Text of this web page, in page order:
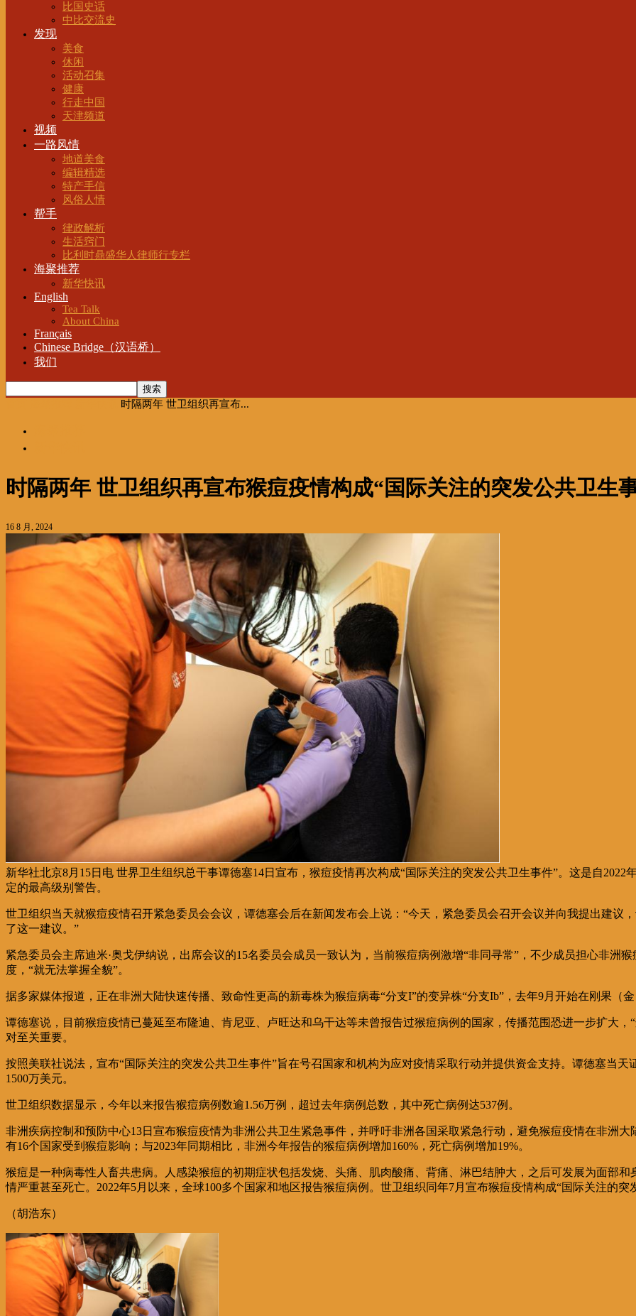
比国史话
中比交流史
发现
美食
休闲
活动召集
健康
行走中国
天津频道
视频
一路风情
地道美食
编辑精选
特产手信
风俗人情
帮手
律政解析
生活窍门
比利时鼎盛华人律师行专栏
海聚推荐
新华快讯
English
Tea Talk
About China
Français
Chinese Bridge（汉语桥）
我们
时隔两年 世卫组织再宣布...
时隔两年 世卫组织再宣布猴痘疫情构成“国际关注的突发公共卫生
16 8 月, 2024
新华社北京8月15日电 世界卫生组织总干事谭德塞14日宣布，猴痘疫情再次构成“国际关注的突发公共卫生事件”。这是自
定的最高级别警告。
世卫组织当天就猴痘疫情召开紧急委员会会议，谭德塞会后在新闻发布会上说：“今天，紧急委员会召开会议并向我提出建议
了这一建议。”
紧急委员会主席迪米·奥戈伊纳说，出席会议的15名委员会成员一致认为，当前猴痘病例激增“非同寻常”，不少成员担心非洲
度，“就无法掌握全貌”。
据多家媒体报道，正在非洲大陆快速传播、致命性更高的新毒株为猴痘病毒“分支I”的变异株“分支Ib”，去年9月开始在刚果（
谭德塞说，目前猴痘疫情已蔓延至布隆迪、肯尼亚、卢旺达和乌干达等未曾报告过猴痘病例的国家，传播范围恐进一步扩大
对至关重要。
按照美联社说法，宣布“国际关注的突发公共卫生事件”旨在号召国家和机构为应对疫情采取行动并提供资金支持。谭德塞当
1500万美元。
世卫组织数据显示，今年以来报告猴痘病例数逾1.56万例，超过去年病例总数，其中死亡病例达537例。
非洲疾病控制和预防中心13日宣布猴痘疫情为非洲公共卫生紧急事件，并呼吁非洲各国采取紧急行动，避免猴痘疫情在非洲
有16个国家受到猴痘影响；与2023年同期相比，非洲今年报告的猴痘病例增加160%，死亡病例增加19%。
猴痘是一种病毒性人畜共患病。人感染猴痘的初期症状包括发烧、头痛、肌肉酸痛、背痛、淋巴结肿大，之后可发展为面部
情严重甚至死亡。2022年5月以来，全球100多个国家和地区报告猴痘病例。世卫组织同年7月宣布猴痘疫情构成“国际关注的
（胡浩东）